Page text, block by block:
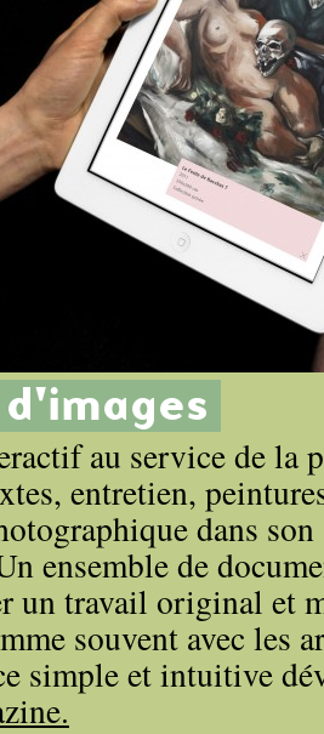
d'images
au service de la
entretien,
dans
ensemble de
un travail original et
souvent avec les
simple et intuitive